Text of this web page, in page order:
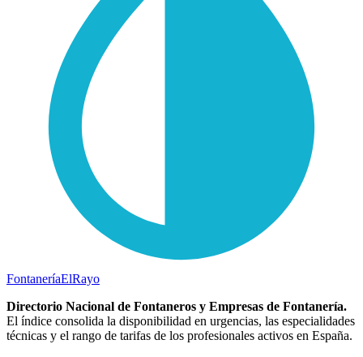
FontaneríaElRayo
Directorio Nacional de Fontaneros y Empresas de Fontanería.
El índice consolida la disponibilidad en urgencias, las especialidades
técnicas y el rango de tarifas de los profesionales activos en España.